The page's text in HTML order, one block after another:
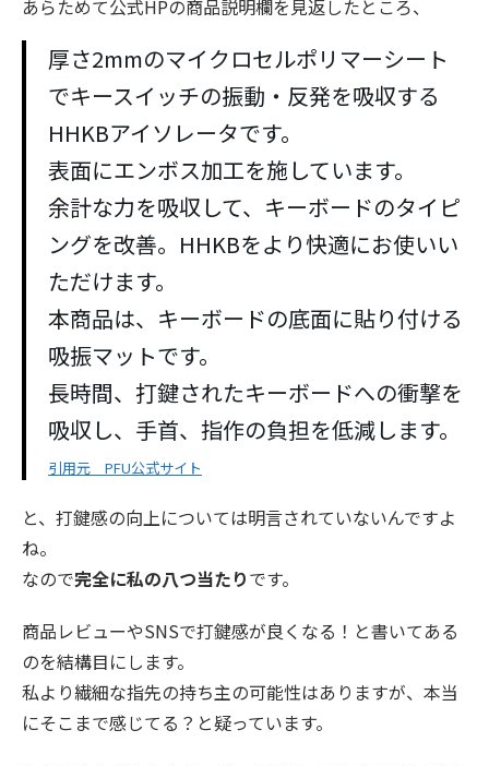
あらためて公式HPの商品説明欄を見返したところ、
厚さ2mmのマイクロセルポリマーシート
でキースイッチの振動・反発を吸収する
HHKBアイソレータです。
表面にエンボス加工を施しています。
余計な力を吸収して、キーボードのタイピ
ングを改善。HHKBをより快適にお使いい
ただけます。
本商品は、キーボードの底面に貼り付ける
吸振マットです。
長時間、打鍵されたキーボードへの衝撃を
吸収し、手首、指作の負担を低減します。
引用元 PFU公式サイト
と、打鍵感の向上については明言されていないんですよ
ね。
なので完全に私の八つ当たりです。
商品レビューやSNSで打鍵感が良くなる！と書いてある
のを結構目にします。
私より繊細な指先の持ち主の可能性はありますが、本当
にそこまで感じてる？と疑っています。